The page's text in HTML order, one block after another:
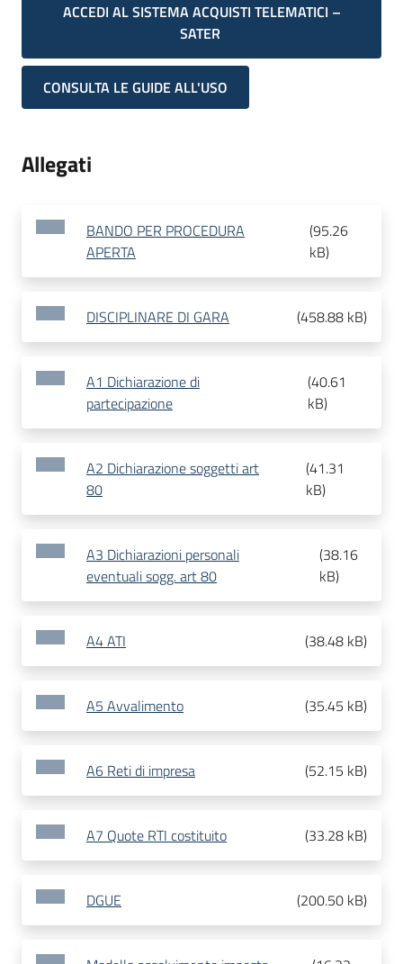
ACCEDI AL SISTEMA ACQUISTI TELEMATICI –
SATER
CONSULTA LE GUIDE ALL'USO
Allegati
BANDO PER PROCEDURA
APERTA
(95.26
kB)
DISCIPLINARE DI GARA (458.88 kB)
A1 Dichiarazione di
partecipazione
(40.61
kB)
A2 Dichiarazione soggetti art
80
(41.31
kB)
A3 Dichiarazioni personali
eventuali sogg. art 80
(38.16
kB)
A4 ATI (38.48 kB)
A5 Avvalimento (35.45 kB)
A6 Reti di impresa (52.15 kB)
A7 Quote RTI costituito (33.28 kB)
DGUE (200.50 kB)